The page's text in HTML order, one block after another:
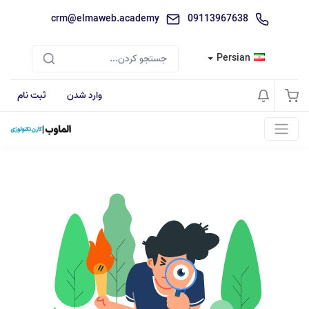
09113967638
crm@elmaweb.academy
Persian
وارد شدن ثبت نام